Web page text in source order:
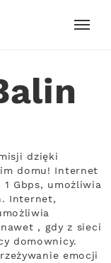
dzięki
domu! Internet
Gbps, umożliwia
Internet,
, gdy z sieci
domownicy.
emocji